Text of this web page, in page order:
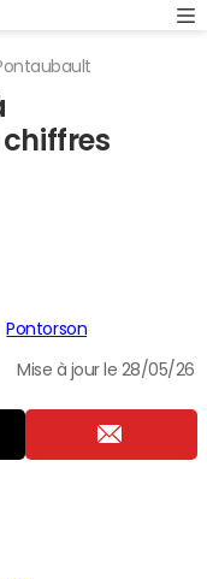
Pontorson
Mise à jour le 28/05/26